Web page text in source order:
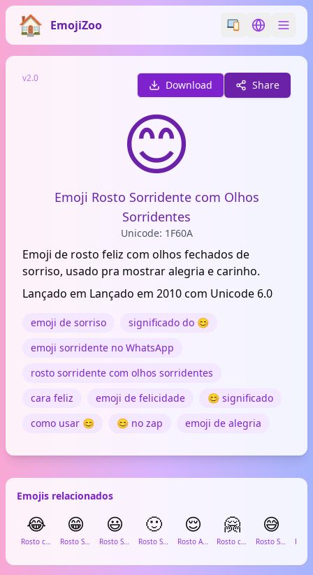
EmojiZoo Switch emoji
Switch
v2.0
Download Share
😊
Emoji Rosto Sorridente com Olhos
Sorridentes
Unicode: 1F60A
Emoji de rosto feliz com olhos fechados de
sorriso, usado pra mostrar alegria e carinho.
Lançado em Lançado em 2010 com Unicode 6.0
emoji de sorriso
significado do 😊
emoji sorridente no WhatsApp
rosto sorridente com olhos sorridentes
cara feliz
emoji de felicidade
😊 significado
como usar 😊
😊 no zap emoji de alegria
Emojis relacionados
😂
Rosto com Lágrimas de Alegria
😁
Rosto Sorridente com Olhos Apertados
😃
Rosto Sorridente com Olhos Grandes
🙂
Rosto Sorridente
😌
Rosto Aliviado
🤗
Rosto com Mãos Abertas
😅
Rosto Sorridente com Suor